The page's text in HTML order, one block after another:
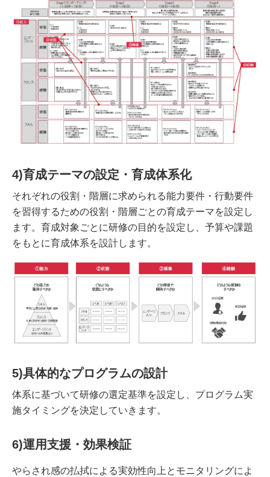
4)育成テーマの設定・育成体系化
それぞれの役割・階層に求められる能力要件・行動要件
を習得するための役割・階層ごとの育成テーマを設定し
ます。育成対象ごとに研修の目的を設定し、予算や課題
をもとに育成体系を設計します。
5)具体的なプログラムの設計
体系に基づいて研修の選定基準を設定し、プログラム実
施タイミングを決定していきます。
6)運用支援・効果検証
やらされ感の払拭による実効性向上とモニタリングによ